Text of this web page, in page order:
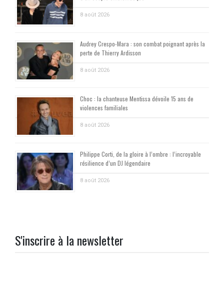
8 août 2026
Audrey Crespo-Mara : son combat poignant après la
perte de Thierry Ardisson
8 août 2026
Choc : la chanteuse Mentissa dévoile 15 ans de
violences familiales
8 août 2026
Philippe Corti, de la gloire à l’ombre : l’incroyable
résilience d’un DJ légendaire
8 août 2026
S'inscrire à la newsletter